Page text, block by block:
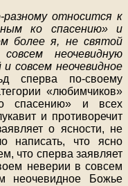
относится к
ко спасению» и
более я, не святой
неочевидную
совсем неочевидное
сперва по-своему
«любимчиков»
спасению» и всех
и противоречит
о ясности, не
написать, что ясно
что сперва заявляет
неверии в совсем
неочевидное Божье